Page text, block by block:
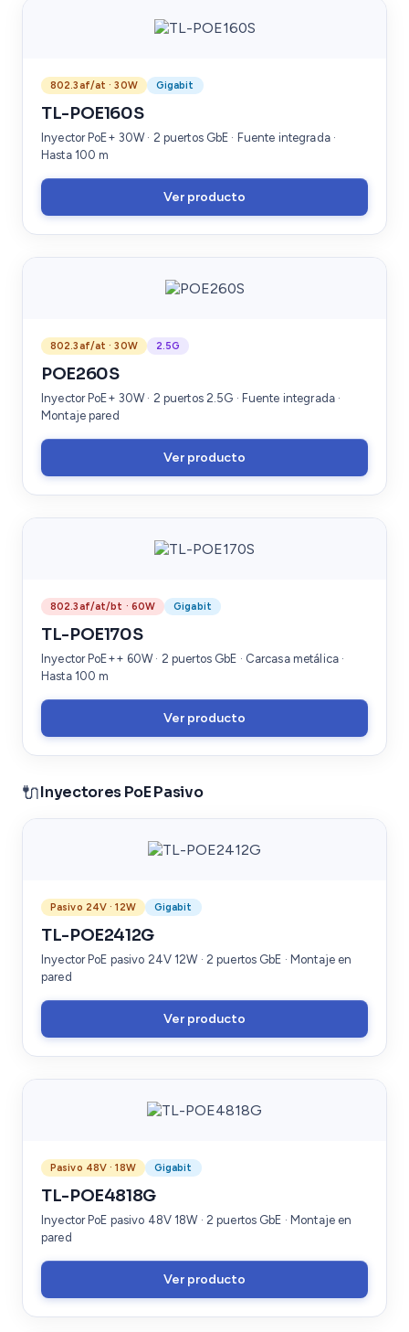
802.3af/at · 30W Gigabit
TL-POE160S
Inyector PoE+ 30W · 2 puertos GbE · Fuente integrada ·
Hasta 100 m
Ver producto
802.3af/at · 30W 2.5G
POE260S
Inyector PoE+ 30W · 2 puertos 2.5G · Fuente integrada ·
Montaje pared
Ver producto
802.3af/at/bt · 60W Gigabit
TL-POE170S
Inyector PoE++ 60W · 2 puertos GbE · Carcasa metálica ·
Hasta 100 m
Ver producto
🔌Inyectores PoE Pasivo
Pasivo 24V · 12W Gigabit
TL-POE2412G
Inyector PoE pasivo 24V 12W · 2 puertos GbE · Montaje en
pared
Ver producto
Pasivo 48V · 18W Gigabit
TL-POE4818G
Inyector PoE pasivo 48V 18W · 2 puertos GbE · Montaje en
pared
Ver producto